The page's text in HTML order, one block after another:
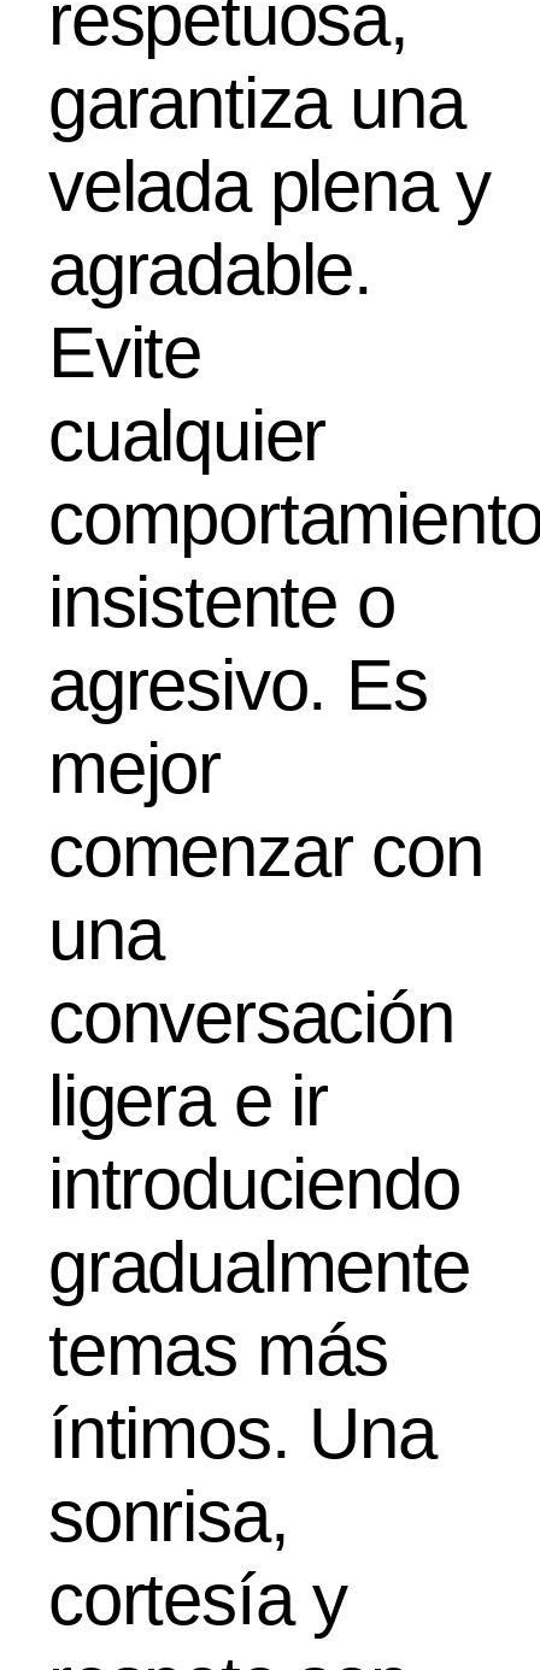
respetuosa,
garantiza una
velada plena y
agradable.
Evite
cualquier
insistente o
agresivo. Es
mejor
comenzar con
una
conversación
ligera e ir
introduciendo
gradualmente
temas más
íntimos. Una
sonrisa,
cortesía y